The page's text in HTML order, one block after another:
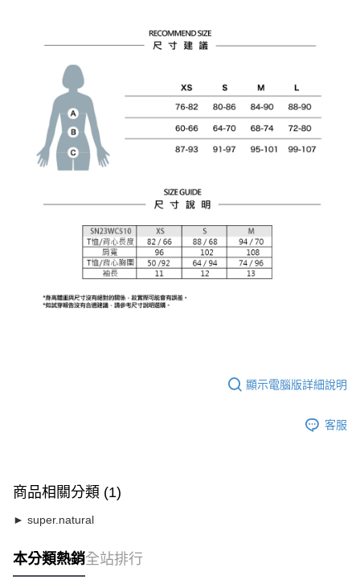
顯示電腦版詳細說明
客服
商品相關分類 (1)
► super.natural
本分類熱銷全站排行